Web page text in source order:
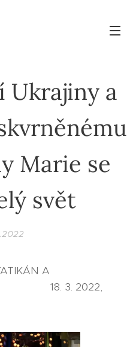
Ukrajiny a
Marie se
svět
A
18. 3. 2022,